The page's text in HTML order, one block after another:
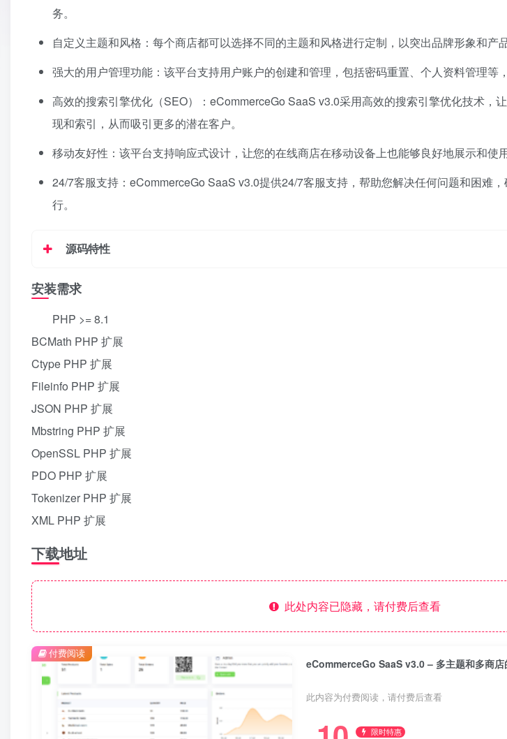
务。
自定义主题和风格：每个商店都可以选择不同的主题和风格进行定制，以突出品牌形象和产品
强大的用户管理功能：该平台支持用户账户的创建和管理，包括密码重置、个人资料管理等
高效的搜索引擎优化（SEO）：eCommerceGo SaaS v3.0采用高效的搜索引擎优化技术，
现和索引，从而吸引更多的潜在客户。
移动友好性：该平台支持响应式设计，让您的在线商店在移动设备上也能够良好地展示和使用
24/7客服支持：eCommerceGo SaaS v3.0提供24/7客服支持，帮助您解决任何问题和困难
行。
源码特性
安装需求
PHP >= 8.1
BCMath PHP 扩展
Ctype PHP 扩展
Fileinfo PHP 扩展
JSON PHP 扩展
Mbstring PHP 扩展
OpenSSL PHP 扩展
PDO PHP 扩展
Tokenizer PHP 扩展
XML PHP 扩展
下载地址
此处内容已隐藏，请付费后查看
eCommerceGo SaaS v3.0 – 多主题和多商
此内容为付费阅读，请付费后查看
限时特惠
付费阅读